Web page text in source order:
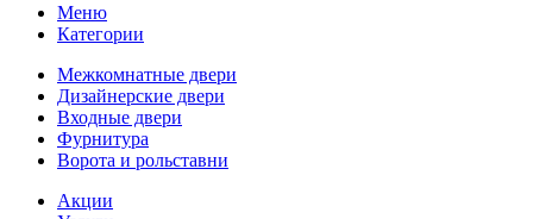
Меню
Категории
Межкомнатные двери
Дизайнерские двери
Входные двери
Фурнитура
Ворота и рольставни
Акции